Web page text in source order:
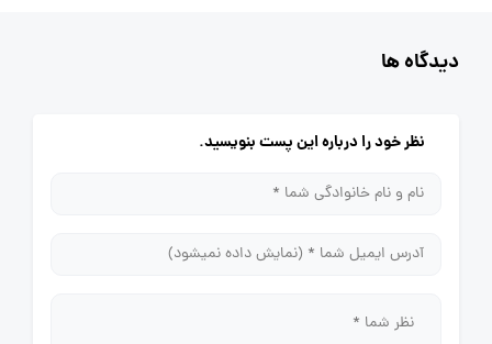
دیدگاه ها
نظر خود را درباره این پست بنویسید.